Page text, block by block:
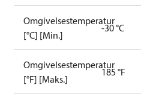
Omgivelsestemperatur
[°C] [Min.]
-30 °C
Omgivelsestemperatur
[°F] [Maks.]
185 °F